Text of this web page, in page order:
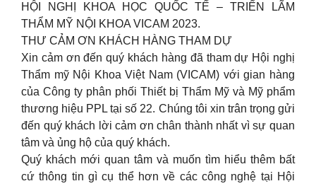
HỘI NGHỊ KHOA HỌC QUỐC TẾ – TRIỂN LÃM
THẨM MỸ NỘI KHOA VICAM 2023.
THƯ CẢM ƠN KHÁCH HÀNG THAM DỰ
Xin cảm ơn đến quý khách hàng đã tham dự Hội nghị
Thẩm mỹ Nội Khoa Việt Nam (VICAM) với gian hàng
của Công ty phân phối Thiết bị Thẩm Mỹ và Mỹ phẩm
thương hiệu PPL tại số 22. Chúng tôi xin trân trọng gửi
đến quý khách lời cảm ơn chân thành nhất vì sự quan
tâm và ủng hộ của quý khách.
Quý khách mới quan tâm và muốn tìm hiểu thêm bất
cứ thông tin gì cụ thể hơn về các công nghệ tại Hội